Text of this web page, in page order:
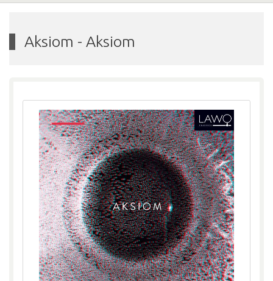
Aksiom - Aksiom